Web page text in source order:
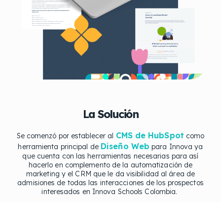
La Solución
Se comenzó por establecer al CMS de HubSpot como
herramienta principal de Diseño Web para Innova ya
que cuenta con las herramientas necesarias para así
hacerlo en complemento de la automatización de
marketing y el CRM que le da visibilidad al área de
admisiones de todas las interacciones de los prospectos
interesados en Innova Schools Colombia.